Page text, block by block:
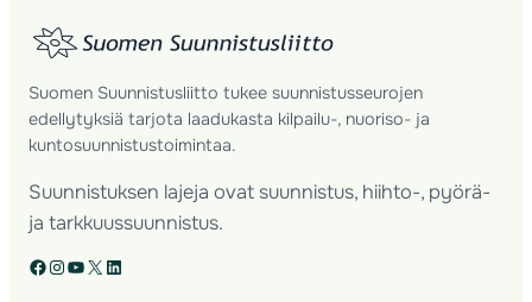
Suomen Suunnistusliitto tukee suunnistusseurojen
edellytyksiä tarjota laadukasta kilpailu-, nuoriso- ja
kuntosuunnistustoimintaa.
Suunnistuksen lajeja ovat suunnistus, hiihto-, pyörä-
ja tarkkuussuunnistus.
Facebook Instagram YouTube X LinkedIn